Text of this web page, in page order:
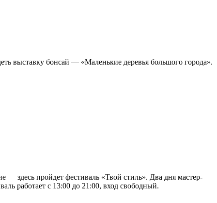
выставку бонсай — «Маленькие деревья большого города».
— здесь пройдет фестиваль «Твой стиль». Два дня мастер-
работает с 13:00 до 21:00, вход свободный.